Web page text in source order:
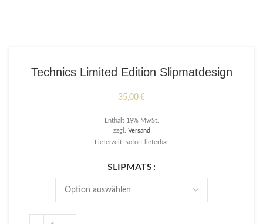
Technics Limited Edition Slipmatdesign
35,00 €
Enthält 19% MwSt.
zzgl. Versand
Lieferzeit: sofort lieferbar
SLIPMATS